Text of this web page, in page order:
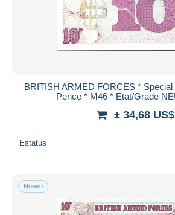
BRITISH ARMED FORCES *
Pence * M46 * Etat/Grade
± 34,68 US$
Estatus
Nuevo